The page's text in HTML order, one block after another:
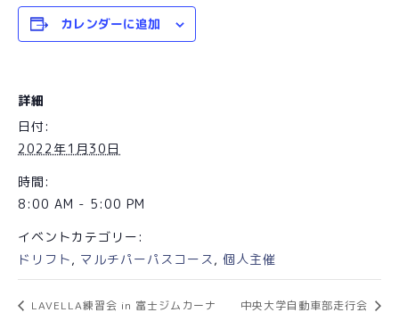
カレンダーに追加
詳細
日付:
2022年1月30日
時間:
8:00 AM - 5:00 PM
イベントカテゴリー:
ドリフト, マルチパーパスコース, 個人主催
LAVELLA練習会 in 富士ジムカーナ 中央大学自動車部走行会